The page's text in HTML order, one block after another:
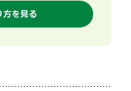
方を見る